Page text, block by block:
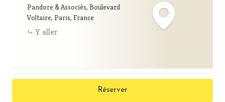
Pandore & Associés, Boulevard
Voltaire, Paris, France
Y aller
Réserver